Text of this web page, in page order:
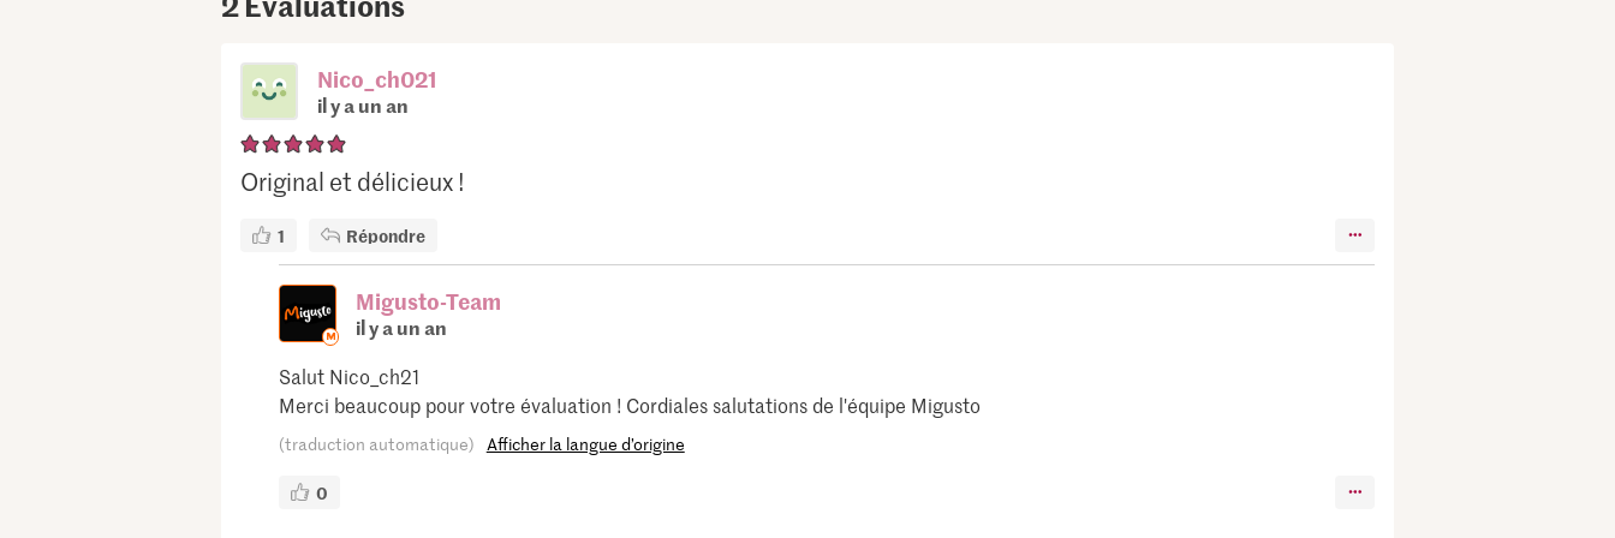
Nico_ch021
il y a un an
Original et délicieux !
1 Répondre
Migusto-Team
il y a un an
Salut Nico_ch21
Merci beaucoup pour votre évaluation ! Cordiales salutations de l'équipe Migusto
(traduction automatique) Afficher la langue d’origine
0